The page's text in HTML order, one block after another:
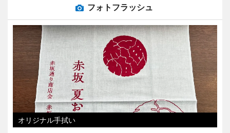
フォトフラッシュ
オリジナル手拭い